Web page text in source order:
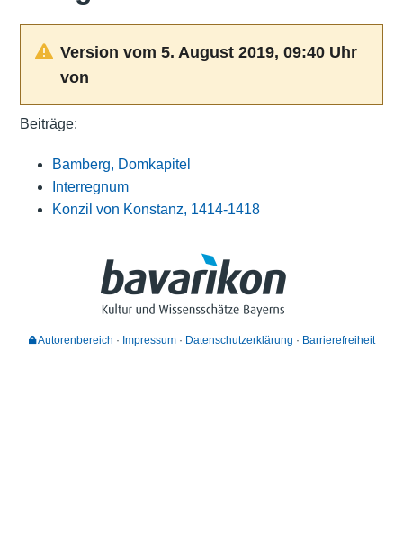
Version vom 5. August 2019, 09:40 Uhr
von
Beiträge:
Bamberg, Domkapitel
Interregnum
Konzil von Konstanz, 1414-1418
Autorenbereich Impressum Datenschutzerklärung Barrierefreiheit